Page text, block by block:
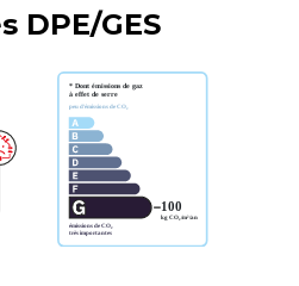
DPE/GES